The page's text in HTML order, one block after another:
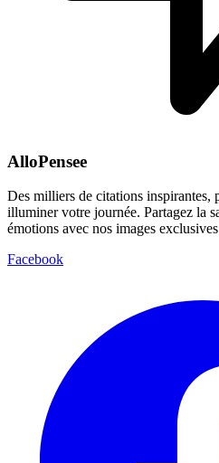
AlloPensee
Des milliers de citations inspirantes,
illuminer votre journée. Partagez la
émotions avec nos images
Facebook